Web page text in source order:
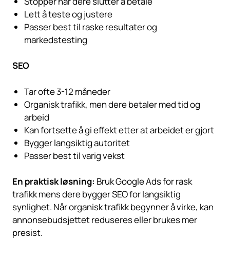
Lett å teste og justere
Passer best til raske resultater og
markedstesting
SEO
Tar ofte 3-12 måneder
Organisk trafikk, men dere betaler med tid og
arbeid
Kan fortsette å gi effekt etter at arbeidet er gjort
Bygger langsiktig autoritet
Passer best til varig vekst
En praktisk løsning: Bruk Google Ads for rask
trafikk mens dere bygger SEO for langsiktig
synlighet. Når organisk trafikk begynner å virke, kan
annonsebudsjettet reduseres eller brukes mer
presist.